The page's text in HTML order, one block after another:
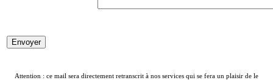
Attention : ce mail sera directement retranscrit à nos services qui se fera un plaisir de le